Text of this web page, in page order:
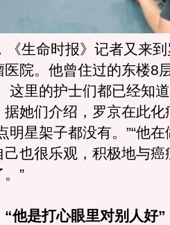
生命时报》记者又来到
院。他曾住过的东楼8
这里的护士们都已经知
她们介绍，罗京在此化
明星架子都没有。”“他
也很乐观，积极地与癌
”
他是打心眼里对别人好”